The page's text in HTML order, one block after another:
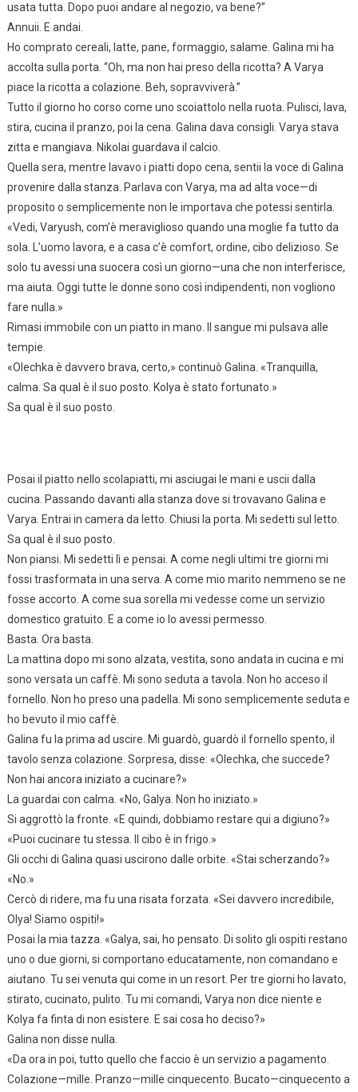
usata tutta. Dopo puoi andare al negozio, va bene?”
Annuii. E andai.
Ho comprato cereali, latte, pane, formaggio, salame. Galina mi ha
accolta sulla porta. “Oh, ma non hai preso della ricotta? A Varya
piace la ricotta a colazione. Beh, sopravviverà.”
Tutto il giorno ho corso come uno scoiattolo nella ruota. Pulisci, lava,
stira, cucina il pranzo, poi la cena. Galina dava consigli. Varya stava
zitta e mangiava. Nikolai guardava il calcio.
Quella sera, mentre lavavo i piatti dopo cena, sentii la voce di Galina
provenire dalla stanza. Parlava con Varya, ma ad alta voce—di
proposito o semplicemente non le importava che potessi sentirla.
«Vedi, Varyush, com’è meraviglioso quando una moglie fa tutto da
sola. L’uomo lavora, e a casa c’è comfort, ordine, cibo delizioso. Se
solo tu avessi una suocera così un giorno—una che non interferisce,
ma aiuta. Oggi tutte le donne sono così indipendenti, non vogliono
fare nulla.»
Rimasi immobile con un piatto in mano. Il sangue mi pulsava alle
tempie.
«Olechka è davvero brava, certo,» continuò Galina. «Tranquilla,
calma. Sa qual è il suo posto. Kolya è stato fortunato.»
Sa qual è il suo posto.
Posai il piatto nello scolapiatti, mi asciugai le mani e uscii dalla
cucina. Passando davanti alla stanza dove si trovavano Galina e
Varya. Entrai in camera da letto. Chiusi la porta. Mi sedetti sul letto.
Sa qual è il suo posto.
Non piansi. Mi sedetti lì e pensai. A come negli ultimi tre giorni mi
fossi trasformata in una serva. A come mio marito nemmeno se ne
fosse accorto. A come sua sorella mi vedesse come un servizio
domestico gratuito. E a come io lo avessi permesso.
Basta. Ora basta.
La mattina dopo mi sono alzata, vestita, sono andata in cucina e mi
sono versata un caffè. Mi sono seduta a tavola. Non ho acceso il
fornello. Non ho preso una padella. Mi sono semplicemente seduta e
ho bevuto il mio caffè.
Galina fu la prima ad uscire. Mi guardò, guardò il fornello spento, il
tavolo senza colazione. Sorpresa, disse: «Olechka, che succede?
Non hai ancora iniziato a cucinare?»
La guardai con calma. «No, Galya. Non ho iniziato.»
Si aggrottò la fronte. «E quindi, dobbiamo restare qui a digiuno?»
«Puoi cucinare tu stessa. Il cibo è in frigo.»
Gli occhi di Galina quasi uscirono dalle orbite. «Stai scherzando?»
«No.»
Cercò di ridere, ma fu una risata forzata. «Sei davvero incredibile,
Olya! Siamo ospiti!»
Posai la mia tazza. «Galya, sai, ho pensato. Di solito gli ospiti restano
uno o due giorni, si comportano educatamente, non comandano e
aiutano. Tu sei venuta qui come in un resort. Per tre giorni ho lavato,
stirato, cucinato, pulito. Tu mi comandi, Varya non dice niente e
Kolya fa finta di non esistere. E sai cosa ho deciso?»
Galina non disse nulla.
«Da ora in poi, tutto quello che faccio è un servizio a pagamento.
Colazione—mille. Pranzo—mille cinquecento. Bucato—cinquecento a